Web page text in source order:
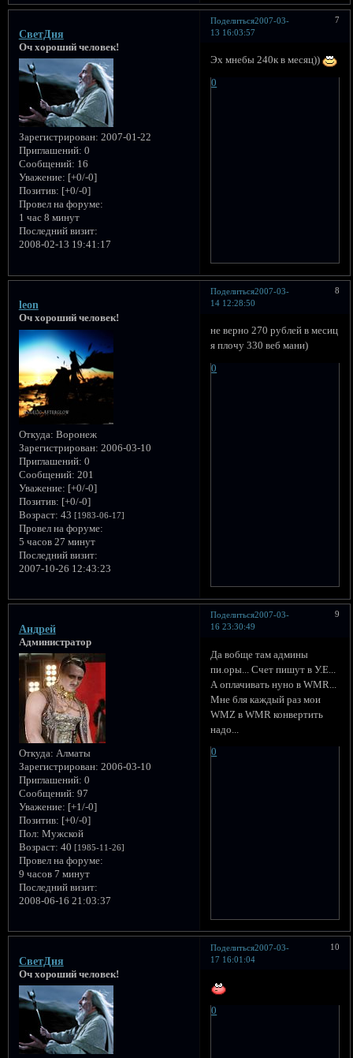
Поделиться 7
2007-03-
13 16:03:57
CветДня
Оч хороший человек!
Зарегистрирован: 2007-01-22
Приглашений: 0
Сообщений: 16
Уважение: [+0/-0]
Позитив: [+0/-0]
Провел на форуме:
1 час 8 минут
Последний визит:
2008-02-13 19:41:17
Эх мнебы 240к в месяц))
0
Поделиться 8
2007-03-
14 12:28:50
leon
Оч хороший человек!
Откуда: Воронеж
Зарегистрирован: 2006-03-10
Приглашений: 0
Сообщений: 201
Уважение: [+0/-0]
Позитив: [+0/-0]
Возраст: 43 [1983-06-17]
Провел на форуме:
5 часов 27 минут
Последний визит:
2007-10-26 12:43:23
не верно 270 рублей в месиц
я плочу 330 веб мани)
0
Поделиться 9
2007-03-
16 23:30:49
Андрей
Администратор
Откуда: Алматы
Зарегистрирован: 2006-03-10
Приглашений: 0
Сообщений: 97
Уважение: [+1/-0]
Позитив: [+0/-0]
Пол: Мужской
Возраст: 40 [1985-11-26]
Провел на форуме:
9 часов 7 минут
Последний визит:
2008-06-16 21:03:37
Да вобще там админы
пи.оры... Счет пишут в У.Е...
А оплачивать нуно в WMR...
Мне бля каждый раз мои
WMZ в WMR конвертить
надо...
0
Поделиться 10
2007-03-
17 16:01:04
CветДня
Оч хороший человек!
0